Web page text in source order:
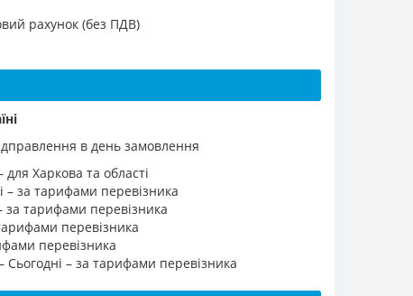
рахунок (без ПДВ)
в день замовлення
для Харкова та області
– за тарифами перевізника
за тарифами перевізника
перевізника
перевізника
Сьогодні – за тарифами перевізника